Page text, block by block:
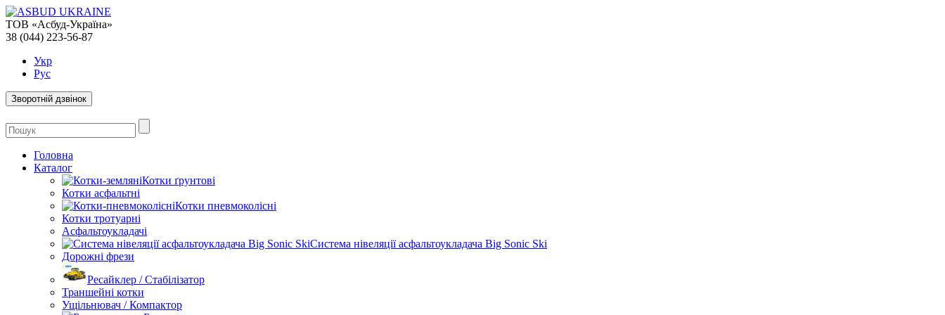
ТОВ «Асбуд-Україна»
38 (044) 223-56-87
Укр
Рус
Зворотній дзвінок
Головна
Каталог
Котки ґрунтові
Котки асфальтні
Котки пневмоколісні
Котки тротуарні
Асфальтоукладачі
Система нівеляції асфальтоукладача Big Sonic Ski
Дорожні фрези
Ресайклер / Стабілізатор
Траншейні котки
Ущільнювач / Компактор